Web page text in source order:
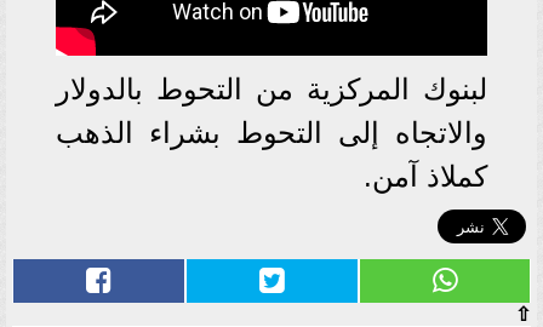
لبنوك المركزية من التحوط بالدولار
والاتجاه إلى التحوط بشراء الذهب
كملاذ آمن.
⇧